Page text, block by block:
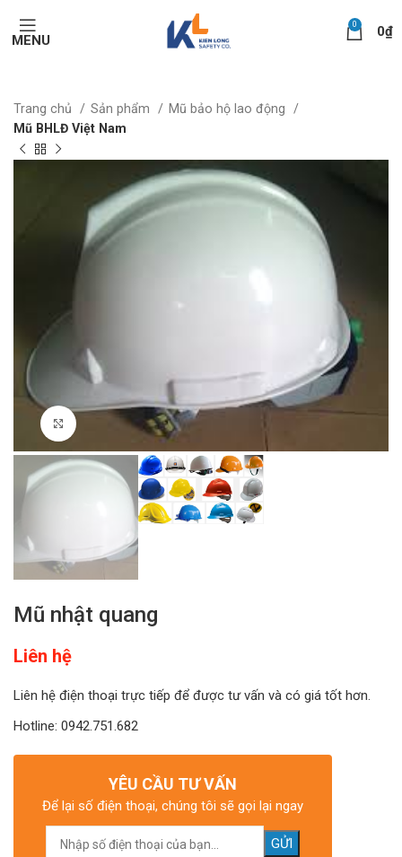
MENU
0 0₫
Trang chủ Sản phẩm
Mũ bảo hộ lao động
Mũ BHLĐ Việt Nam
Click to enlarge
Mũ nhật quang
Liên hệ
Liên hệ điện thoại trực tiếp để được tư vấn và có giá tốt hơn.
Hotline: 0942.751.682
YÊU CẦU TƯ VẤN
Để lại số điện thoại, chúng tôi sẽ gọi lại ngay